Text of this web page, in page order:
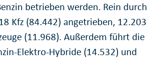
betrieben werden. Rein durch
Kfz (84.442) angetrieben, 12.203
(11.968). Außerdem führt die
Elektro-Hybride (14.532) und